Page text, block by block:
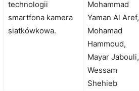
technologii
smartfona kamera
siatkówkowa.
Mohammad
Yaman Al Aref,
Mohamad
Hammoud,
Mayar Jabouli,
Wessam
Shehieb